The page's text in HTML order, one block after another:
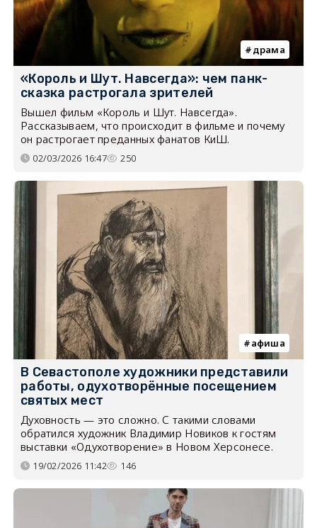
драма
«Король и Шут. Навсегда»: чем панк-
сказка растрогала зрителей
Вышел фильм «Король и Шут. Навсегда».
Рассказываем, что происходит в фильме и почему
он растрогает преданных фанатов КиШ.
02/03/2026 16:47 250
афиша
В Севастополе художники представили
работы, одухотворённые посещением
святых мест
Духовность — это сложно. С такими словами
обратился художник Владимир Новиков к гостям
выставки «Одухотворение» в Новом Херсонесе.
19/02/2026 11:42 146